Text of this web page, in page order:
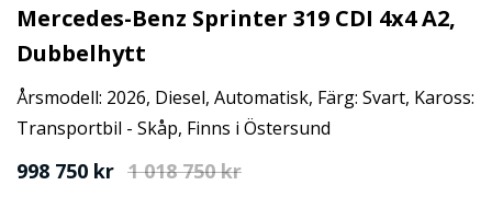
Mercedes-Benz Sprinter 319 CDI 4x4 A2,
Dubbelhytt
Årsmodell: 2026, Diesel, Automatisk, Färg: Svart, Kaross:
Transportbil - Skåp, Finns i Östersund
998 750 kr 1 018 750kr